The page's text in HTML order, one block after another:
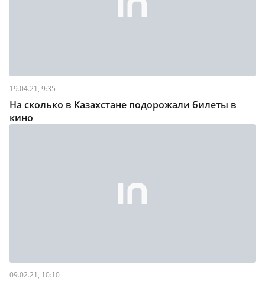
19.04.21, 9:35
На сколько в Казахстане подорожали билеты в
кино
09.02.21, 10:10